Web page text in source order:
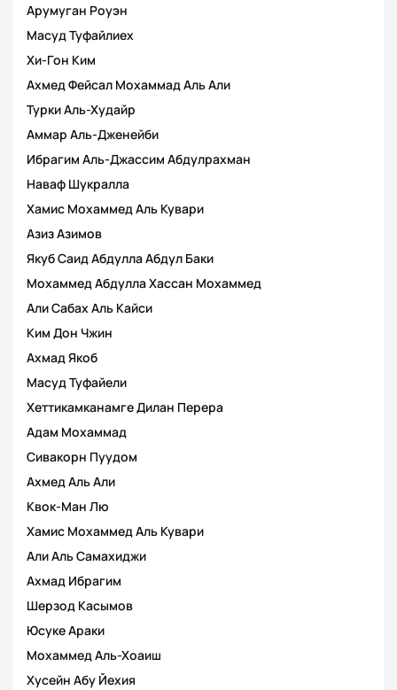
Арумуган Роуэн
Масуд Туфайлиех
Хи-Гон Ким
Ахмед Фейсал Мохаммад Аль Али
Турки Аль-Худайр
Аммар Аль-Дженейби
Ибрагим Аль-Джассим Абдулрахман
Наваф Шукралла
Хамис Мохаммед Аль Кувари
Азиз Азимов
Якуб Саид Абдулла Абдул Баки
Мохаммед Абдулла Хассан Мохаммед
Али Сабах Аль Кайси
Ким Дон Чжин
Ахмад Якоб
Масуд Туфайели
Хеттикамканамге Дилан Перера
Адам Мохаммад
Сивакорн Пуудом
Ахмед Аль Али
Квок-Ман Лю
Хамис Мохаммед Аль Кувари
Али Аль Самахиджи
Ахмад Ибрагим
Шерзод Касымов
Юсуке Араки
Мохаммед Аль-Хоаиш
Хусейн Абу Йехия